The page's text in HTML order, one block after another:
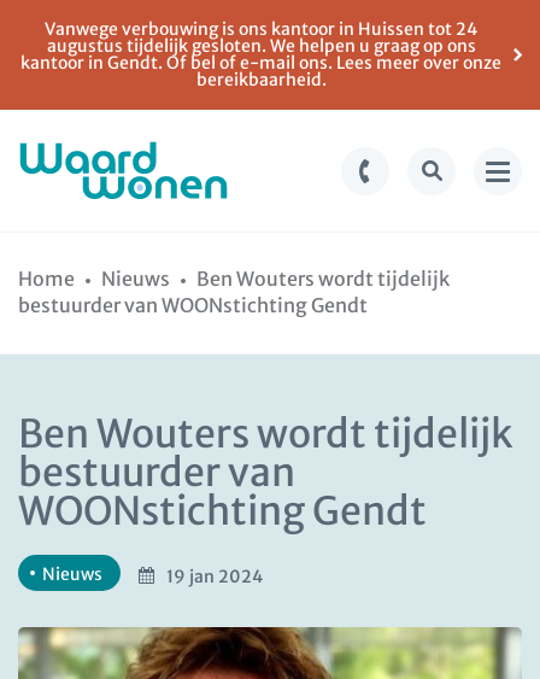
naar
naar
Vanwege verbouwing is ons kantoor in Huissen tot 24
augustus tijdelijk gesloten. We helpen u graag op ons
kantoor in Gendt. Of bel of e-mail ons. Lees meer over onze
bereikbaarheid.
Home Nieuws
Ben Wouters wordt tijdelijk
bestuurder van WOONstichting Gendt
Ben Wouters wordt tijdelijk
bestuurder van
WOONstichting Gendt
Nieuws 19 jan 2024